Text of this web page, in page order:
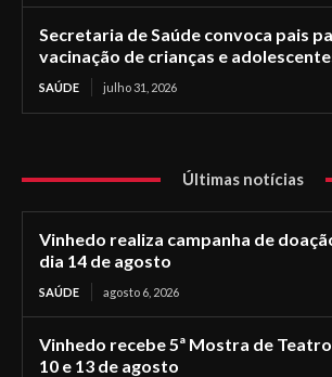
Secretaria de Saúde convoca pais
vacinação de crianças e
SAÚDE julho 31, 2026
Últimas notícias
Vinhedo realiza campanha de
dia 14 de agosto
SAÚDE agosto 6, 2026
Vinhedo recebe 5ª Mostra de
10 e 13 de agosto